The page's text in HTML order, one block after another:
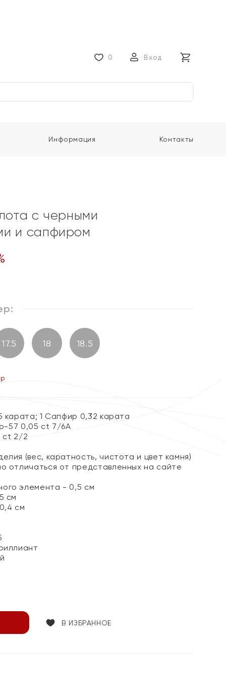
0 Вход
Информация Контакты
с черными
и сапфиром
17.5 18 18.5
карата; 1 Сапфир 0,32 карата
57 0,05 ct 7/6А
ct 2/2
(вес, каратность, чистота и цвет камня)
отличаться от представленных на сайте
элемента - 0,5 см
см
см
В ИЗБРАННОЕ